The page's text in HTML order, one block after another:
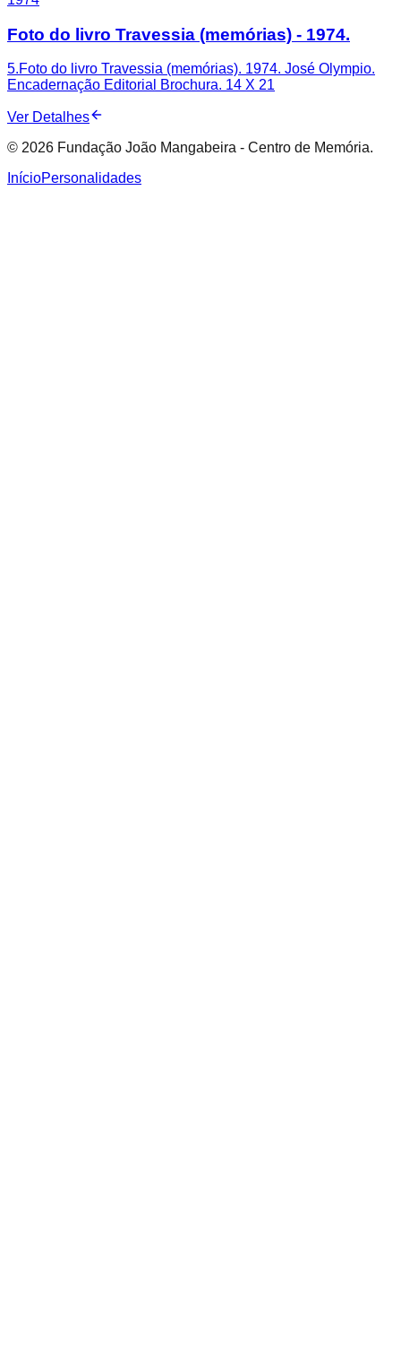
Foto do livro Travessia (memórias) - 1974.
5.Foto do livro Travessia (memórias). 1974. José Olympio.
Encadernação Editorial Brochura. 14 X 21
Ver Detalhes
© 2026 Fundação João Mangabeira - Centro de Memória.
InícioPersonalidades